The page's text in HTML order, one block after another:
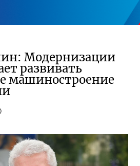
Модернизации
развивать
машиностроение